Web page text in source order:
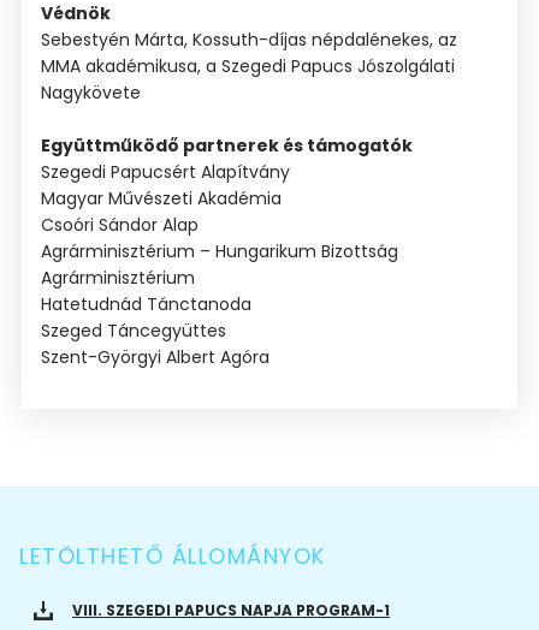
Védnök
Sebestyén Márta, Kossuth-díjas népdalénekes, az
MMA akadémikusa, a Szegedi Papucs Jószolgálati
Nagykövete
Együttműködő partnerek és támogatók
Szegedi Papucsért Alapítvány
Magyar Művészeti Akadémia
Csoóri Sándor Alap
Agrárminisztérium – Hungarikum Bizottság
Agrárminisztérium
Hatetudnád Tánctanoda
Szeged Táncegyüttes
Szent-Györgyi Albert Agóra
LETÖLTHETŐ ÁLLOMÁNYOK
VIII. SZEGEDI PAPUCS NAPJA PROGRAM-1